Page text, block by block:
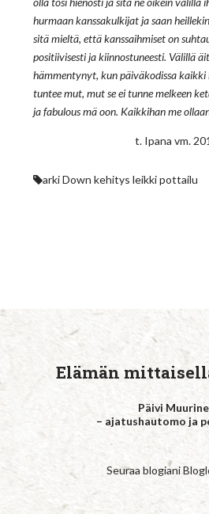
hurmaan kanssakulkijat ja saan
sitä mieltä, että kanssaihmiset on
positiivisesti ja kiinnostuneesti. Välillä
hämmentynyt, kun päiväkodissa kaikki
tuntee mut, mut se ei tunne melkeen
ja fabulous mä oon. Kaikkihan me
t. Ipana vm.
arkiDown kehitys leikkipottailu
Elämän
Päivi
– ajatushautomo ja
Seuraa blogiani